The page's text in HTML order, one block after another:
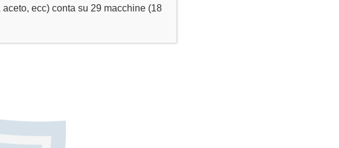
ecc) conta su 29 macchine (18